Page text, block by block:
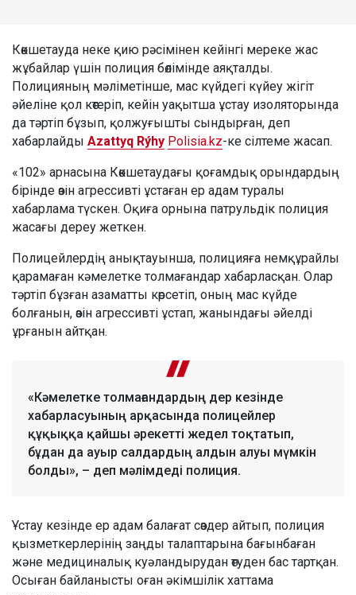
Көкшетауда неке қию рәсімінен кейінгі мереке жас
жұбайлар үшін полиция бөлімінде аяқталды.
Полицияның мәліметінше, мас күйдегі күйеу жігіт
әйеліне қол көтеріп, кейін уақытша ұстау изоляторында
да тәртіп бұзып, қолжуғышты сындырған, деп
хабарлайды Azattyq Rýhy Polisia.kz-ке сілтеме жасап.
«102» арнасына Көкшетаудағы қоғамдық орындардың
бірінде өзін агрессивті ұстаған ер адам туралы
хабарлама түскен. Оқиға орнына патрульдік полиция
жасағы дереу жеткен.
Полицейлердің анықтауынша, полицияға немқұрайлы
қарамаған кәмелетке толмағандар хабарласқан. Олар
тәртіп бұзған азаматты көрсетіп, оның мас күйде
болғанын, өзін агрессивті ұстап, жанындағы әйелді
ұрғанын айтқан.
«Кәмелетке толмағандардың дер кезінде
хабарласуының арқасында полицейлер
құқыққа қайшы әрекетті жедел тоқтатып,
бұдан да ауыр салдардың алдын алуы мүмкін
болды», – деп мәлімдеді полиция.
Ұстау кезінде ер адам балағат сөздер айтып, полиция
қызметкерлерінің заңды талаптарына бағынбаған
және медициналық куәландырудан өтуден бас тартқан.
Осыған байланысты оған әкімшілік хаттама